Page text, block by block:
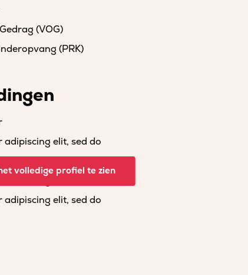
(VOG)
(PRK)
elit, sed do
elit, sed do
elit, sed do
elit, sed do
volledige profiel te zien